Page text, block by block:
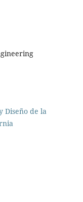
Diseño de la